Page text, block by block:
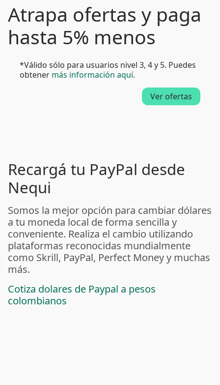
Atrapa ofertas y paga
hasta 5% menos
*Válido sólo para usuarios nivel 3, 4 y 5. Puedes
obtener más información aquí.
Ver ofertas
Recargá tu PayPal desde
Nequi
Somos la mejor opción para cambiar dólares
a tu moneda local de forma sencilla y
conveniente. Realiza el cambio utilizando
plataformas reconocidas mundialmente
como Skrill, PayPal, Perfect Money y muchas
más.
Cotiza dolares de Paypal a pesos
colombianos